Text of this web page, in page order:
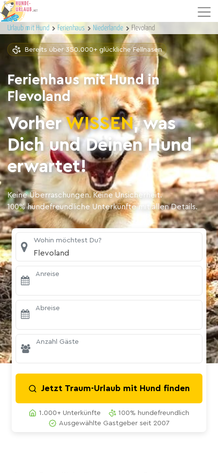
Urlaub mit Hund Ferienhaus Niederlande Flevoland
Bereits über 350.000+ glückliche Fellnasen
Ferienhaus mit Hund in
Flevoland
VorherWISSEN, was
Dich und Deinen Hund
erwartet!
Keine Überraschungen. Keine Unsicherheit.
100% hundefreundliche Unterkünfte mit allen Details.
Wohin möchtest Du?
Flevoland
Anreise
Abreise
Anzahl Gäste
Jetzt Traum-Urlaub mit Hund finden
1.000+ Unterkünfte
100% hundefreundlich
Ausgewählte Gastgeber seit 2007